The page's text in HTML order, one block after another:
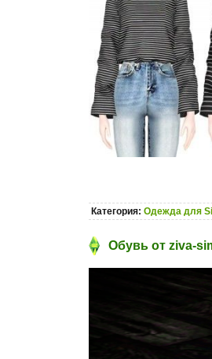
Категория: Одежда для
Обувь от ziva-